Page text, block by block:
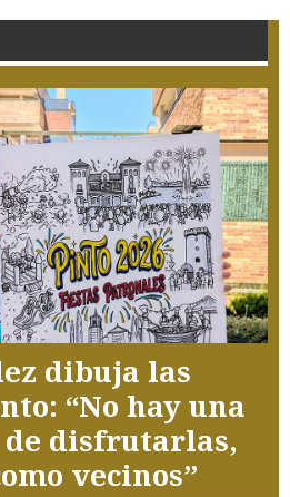
dibuja las
“No hay una
de disfrutarlas,
vecinos”